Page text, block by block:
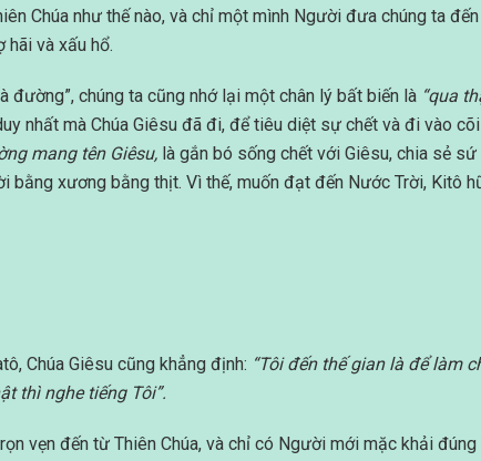
Chúa như thế nào, và chỉ một mình Người đưa chúng ta
hãi và xấu hổ.
đường”, chúng ta cũng nhớ lại một chân lý bất biến là “qua
nhất mà Chúa Giêsu đã đi, để tiêu diệt sự chết và đi vào
mang tên Giêsu, là gắn bó sống chết với Giêsu, chia sẻ
bằng xương bằng thịt. Vì thế, muốn đạt đến Nước Trời, Kitô
Chúa Giêsu cũng khẳng định: “Tôi đến thế gian là để làm
thì nghe tiếng Tôi”.
vẹn đến từ Thiên Chúa, và chỉ có Người mới mặc khải